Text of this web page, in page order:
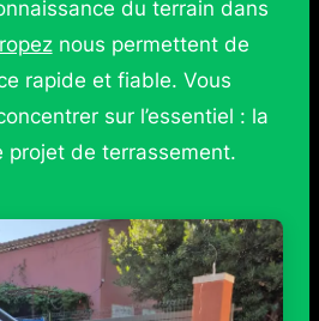
du terrain dans
nous permettent de
rapide et fiable. Vous
sur l’essentiel : la
projet de terrassement.